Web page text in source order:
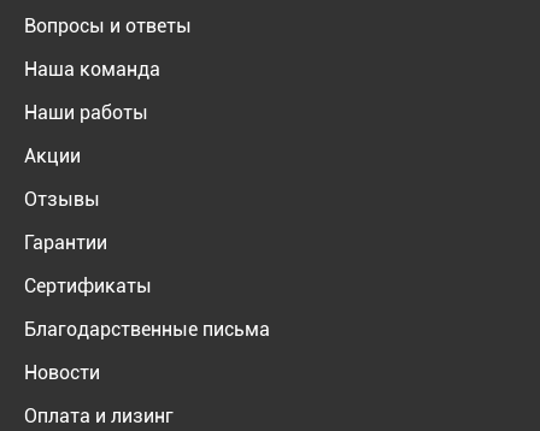
Вопросы и ответы
Наша команда
Наши работы
Акции
Отзывы
Гарантии
Сертификаты
Благодарственные письма
Новости
Оплата и лизинг